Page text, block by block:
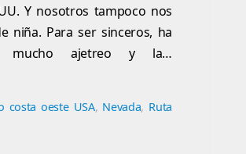
Y nosotros tampoco nos
niña. Para ser sinceros, ha
mucho ajetreo y la…
costa oeste USA, Nevada, Ruta